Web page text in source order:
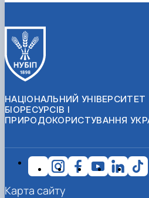
НАЦІОНАЛЬНИЙ УНІВЕРСИТЕТ
БІОРЕСУРСІВ І
ПРИРОДОКОРИСТУВАННЯ
Карта сайту